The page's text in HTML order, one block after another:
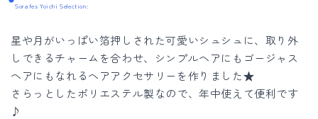
バ
ル
シ
ュ
シ
ル
シ
ュ
シ
Sorafes Yoichi Selection:
星や月がいっぱい箔押しされた可愛いシュシュに、取り外
しできるチャームを合わせ、シンプルヘアにもゴージャス
ヘアにもなれるヘアアクセサリーを作りました★
さらっとしたポリエステル製なので、年中使えて便利です
♪